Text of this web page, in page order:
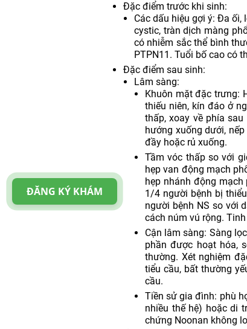
Đặc điểm trước khi sinh:
Các dấu hiệu gợi ý: Đa ối,
cystic, tràn dịch màng
có nhiễm sắc thể bình
PTPN11. Tuổi bố cao có
Đặc điểm sau sinh:
Lâm sàng:
Khuôn mặt đặc trưng:
thiếu niên, kín đáo ở
thấp, xoay về phía
hướng xuống dưới,
đầy hoặc rủ xuống.
Tầm vóc thấp so với
hẹp van động mạch
hẹp nhánh động
1/4 người bệnh bị
người bệnh NS so với
cách núm vú rộng.
Cận lâm sàng: Sàng
phần được hoạt hóa,
thường. Xét nghiệm
tiểu cầu, bất thường
cầu.
Tiền sử gia đình: phù
nhiều thế hệ) hoặc di
chứng Noonan không
ĐĂNG KÝ KHÁM